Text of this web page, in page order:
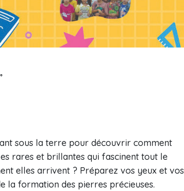
sous la terre pour découvrir comment
rares et brillantes qui fascinent tout le
elles arrivent ? Préparez vos yeux et vos
la formation des pierres précieuses.